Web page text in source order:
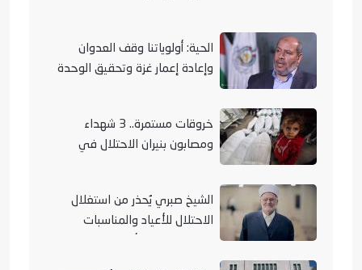
الحية: أولوياتنا وقف العدوان
وإعادة إعمار غزة وتحقيق الوحدة
خروقات مستمرة.. 3 شهداء
ومصابون بنيران الاحتلال في
الشيخ صبري يُحذر من استغلال
الاحتلال للأعياد والمناسبات